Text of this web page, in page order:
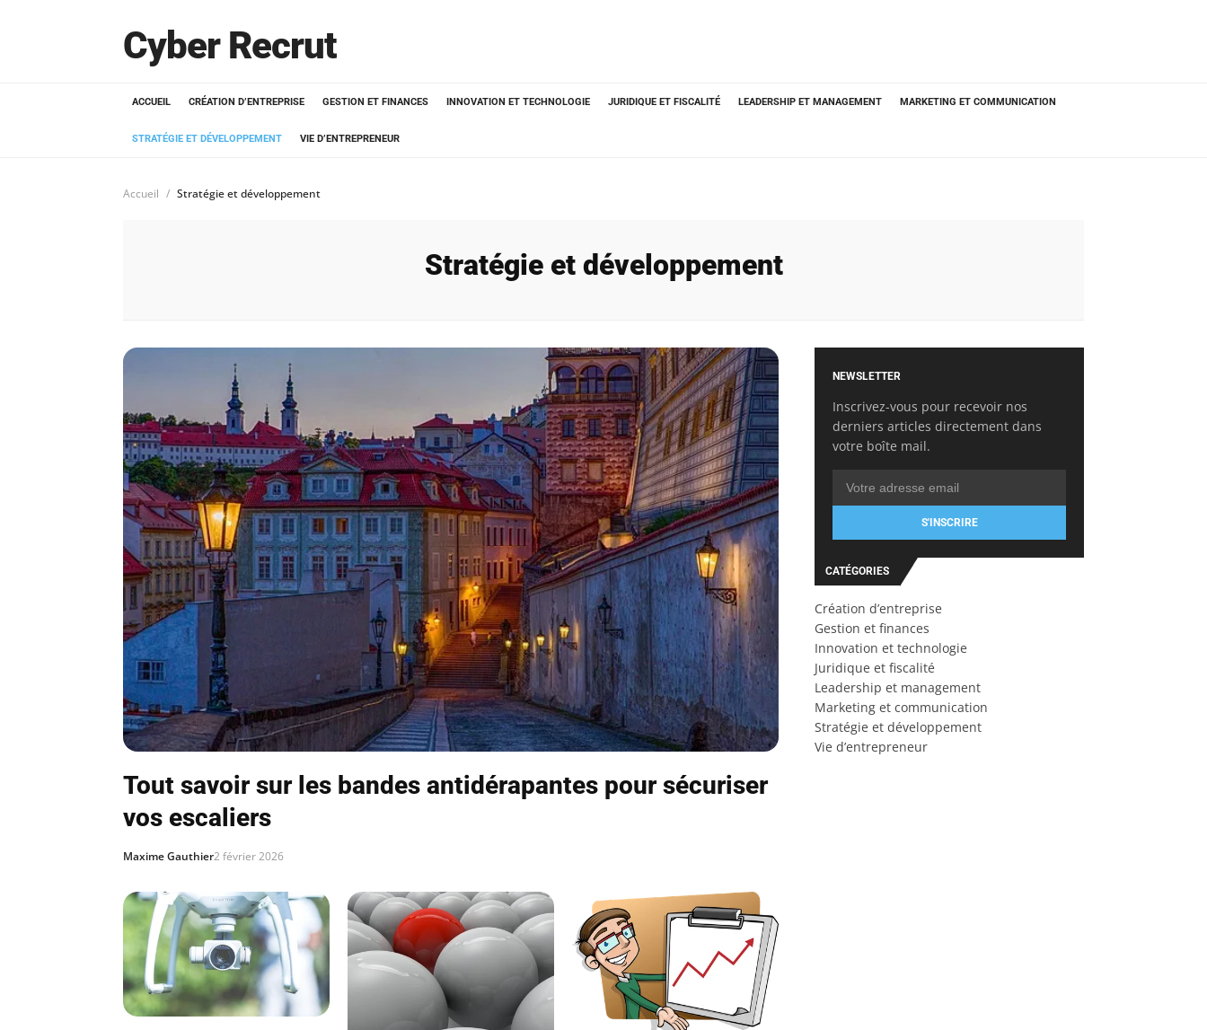
Cyber Recrut
ACCUEIL CRÉATION D’ENTREPRISE GESTION ET FINANCES INNOVATION ET TECHNOLOGIE JURIDIQUE ET FISCALITÉ LEADERSHIP ET MANAGEMENT MARKETING ET COMMUNICATION
STRATÉGIE ET DÉVELOPPEMENT VIE D’ENTREPRENEUR
Accueil Stratégie et développement
Stratégie et développement
Tout savoir sur les bandes antidérapantes pour sécuriser
vos escaliers
Maxime Gauthier2 février 2026
NEWSLETTER
Inscrivez-vous pour recevoir nos
derniers articles directement dans
votre boîte mail.
S'INSCRIRE
CATÉGORIES
Création d’entreprise
Gestion et finances
Innovation et technologie
Juridique et fiscalité
Leadership et management
Marketing et communication
Stratégie et développement
Vie d’entrepreneur